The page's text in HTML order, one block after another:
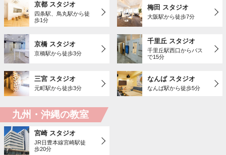
京都 スタジオ
四条駅、鳥丸駅から徒
歩1分
梅田 スタジオ
大阪駅から徒歩7分
京橋 スタジオ
京橋駅から徒歩3分
千里丘 スタジオ
千里丘駅西口からバス
で15分
三宮 スタジオ
元町駅から徒歩3分
なんば スタジオ
なんば駅から徒歩5分
九州・沖縄の教室
宮崎 スタジオ
JR日豊本線宮崎駅徒
歩20分